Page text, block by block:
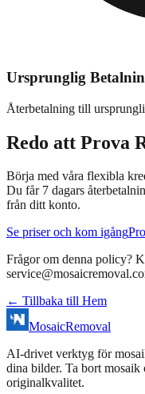
Ursprunglig
Återbetalning till
Redo att Prova
Börja med våra flexibla
Du får 7 dagars
från ditt konto.
Se priser och kom igång
Frågor om denna policy?
← Tillbaka till Hem
MosaicRemoval
AI‑drivet verktyg för
dina bilder. Ta bort mosaik
originalkvalitet.